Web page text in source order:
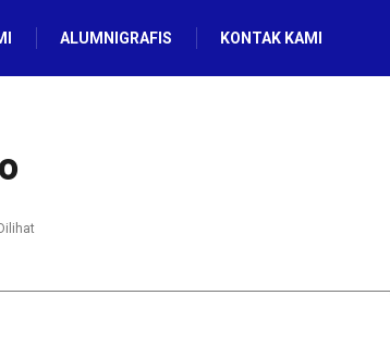
ALUMNIGRAFIS KONTAK KAMI